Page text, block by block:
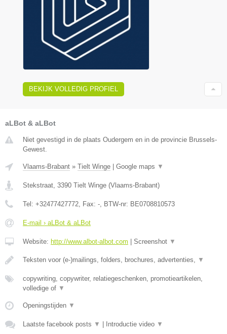
BEKIJK VOLLEDIG PROFIEL
aLBot & aLBot
Niet gevestigd in de plaats Oudergem en in de provincie Brussels-
Gewest.
Vlaams-Brabant » Tielt Winge Google maps ▼
Stekstraat 3390 Tielt Winge (Vlaams-Brabant)
Tel: +32477427772 , Fax: - , BTW-nr: BE0708810573
E-mail › aLBot & aLBot
Website: http://www.albot-albot.com Screenshot ▼
Teksten voor (e-)mailings, folders, brochures, advertenties, ▼
copywriting, copywriter, relatiegeschenken, promotieartikelen,
volledige of ▼
Openingstijden ▼
Laatste facebook posts ▼ Introductie video ▼